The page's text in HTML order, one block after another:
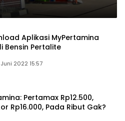
Aplikasi MyPertamina
Bensin Pertalite
2022 15:57
Pertamax Rp12.500,
Rp16.000, Pada Ribut Gak?